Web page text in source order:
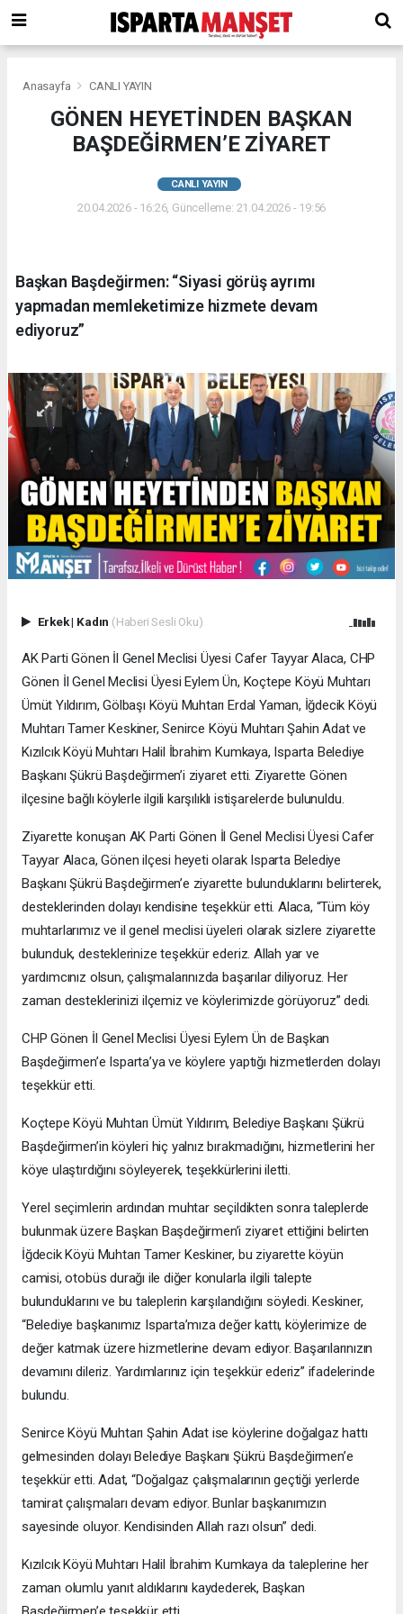
Anasayfa CANLI YAYIN
GÖNEN HEYETİNDEN BAŞKAN
BAŞDEĞİRMEN’E ZİYARET
CANLI YAYIN
20.04.2026 - 16:26, Güncelleme: 21.04.2026 - 19:56
Başkan Başdeğirmen: “Siyasi görüş ayrımı
yapmadan memleketimize hizmete devam
ediyoruz”
Erkek| Kadın (Haberi Sesli Oku)
AK Parti Gönen İl Genel Meclisi Üyesi Cafer Tayyar Alaca, CHP
Gönen İl Genel Meclisi Üyesi Eylem Ün, Koçtepe Köyü Muhtarı
Ümüt Yıldırım, Gölbaşı Köyü Muhtarı Erdal Yaman, İğdecik Köyü
Muhtarı Tamer Keskiner, Senirce Köyü Muhtarı Şahin Adat ve
Kızılcık Köyü Muhtarı Halil İbrahim Kumkaya, Isparta Belediye
Başkanı Şükrü Başdeğirmen’i ziyaret etti. Ziyarette Gönen
ilçesine bağlı köylerle ilgili karşılıklı istişarelerde bulunuldu.
Ziyarette konuşan AK Parti Gönen İl Genel Meclisi Üyesi Cafer
Tayyar Alaca, Gönen ilçesi heyeti olarak Isparta Belediye
Başkanı Şükrü Başdeğirmen’e ziyarette bulunduklarını belirterek,
desteklerinden dolayı kendisine teşekkür etti. Alaca, “Tüm köy
muhtarlarımız ve il genel meclisi üyeleri olarak sizlere ziyarette
bulunduk, desteklerinize teşekkür ederiz. Allah yar ve
yardımcınız olsun, çalışmalarınızda başarılar diliyoruz. Her
zaman desteklerinizi ilçemiz ve köylerimizde görüyoruz” dedi.
CHP Gönen İl Genel Meclisi Üyesi Eylem Ün de Başkan
Başdeğirmen’e Isparta’ya ve köylere yaptığı hizmetlerden dolayı
teşekkür etti.
Koçtepe Köyü Muhtarı Ümüt Yıldırım, Belediye Başkanı Şükrü
Başdeğirmen’in köyleri hiç yalnız bırakmadığını, hizmetlerini her
köye ulaştırdığını söyleyerek, teşekkürlerini iletti.
Yerel seçimlerin ardından muhtar seçildikten sonra taleplerde
bulunmak üzere Başkan Başdeğirmen’i ziyaret ettiğini belirten
İğdecik Köyü Muhtarı Tamer Keskiner, bu ziyarette köyün
camisi, otobüs durağı ile diğer konularla ilgili talepte
bulunduklarını ve bu taleplerin karşılandığını söyledi. Keskiner,
“Belediye başkanımız Isparta’mıza değer kattı, köylerimize de
değer katmak üzere hizmetlerine devam ediyor. Başarılarınızın
devamını dileriz. Yardımlarınız için teşekkür ederiz” ifadelerinde
bulundu.
Senirce Köyü Muhtarı Şahin Adat ise köylerine doğalgaz hattı
gelmesinden dolayı Belediye Başkanı Şükrü Başdeğirmen’e
teşekkür etti. Adat, “Doğalgaz çalışmalarının geçtiği yerlerde
tamirat çalışmaları devam ediyor. Bunlar başkanımızın
sayesinde oluyor. Kendisinden Allah razı olsun” dedi.
Kızılcık Köyü Muhtarı Halil İbrahim Kumkaya da taleplerine her
zaman olumlu yanıt aldıklarını kaydederek, Başkan